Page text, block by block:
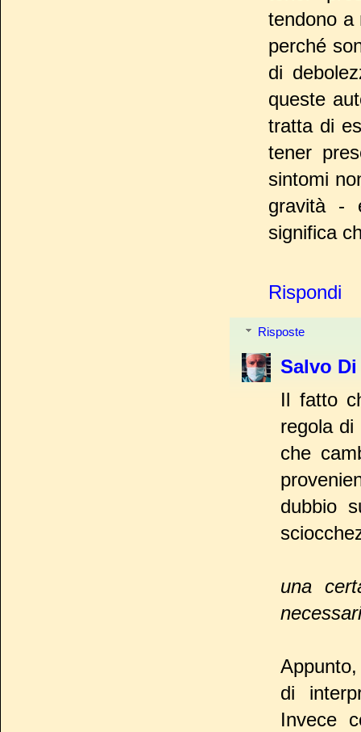
tendono a
perché
di
queste
tratta di
tener
sintomi
gravità -
significa
Rispondi
Risposte
Salvo
Il fatto
regola
che
dubbio
una
di
Invece